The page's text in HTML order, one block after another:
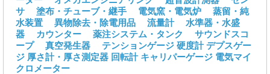
サ
塗布・チューブ・継手 電気窯・電気炉
蒸留・純
水装置
異物除去・除電用品 流量計
水準器・水盛
器
カウンター 薬注システム・タンク
サウンドスコ
ープ
真空発生器 テンションゲージ 硬度計 デプスゲー
ジ 厚さ計・厚さ測定器 回転計 キャリパーゲージ 電気マイ
クロメーター